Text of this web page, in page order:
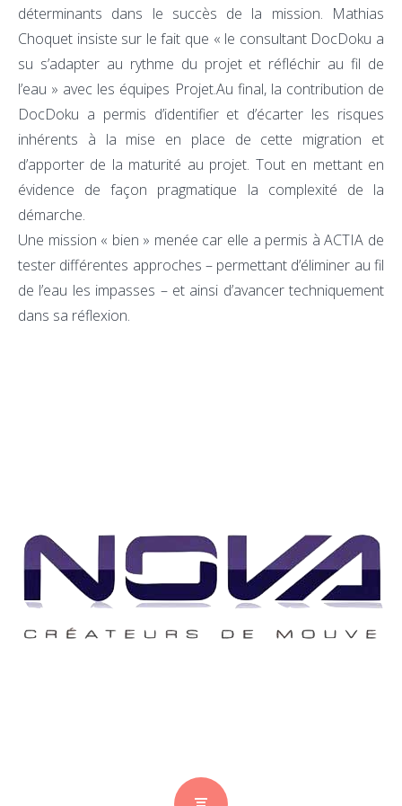
déterminants dans le succès de la mission. Mathias
Choquet insiste sur le fait que « le consultant DocDoku a
su s’adapter au rythme du projet et réfléchir au fil de
l’eau » avec les équipes Projet.Au final, la contribution de
DocDoku a permis d’identifier et d’écarter les risques
inhérents à la mise en place de cette migration et
d’apporter de la maturité au projet. Tout en mettant en
évidence de façon pragmatique la complexité de la
démarche.
Une mission « bien » menée car elle a permis àACTIA de
tester différentes approches – permettant d’éliminer au fil
de l’eau les impasses – et ainsi d’avancer techniquement
dans sa réflexion.